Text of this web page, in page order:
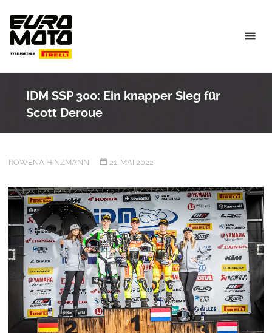
content
IDM SSP 300: Ein knapper Sieg für
Scott Deroue
ROWENA HINZMANN 21. MAI 2022